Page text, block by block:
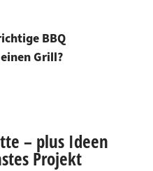
BBQ
Grill?
– plus Ideen
Projekt